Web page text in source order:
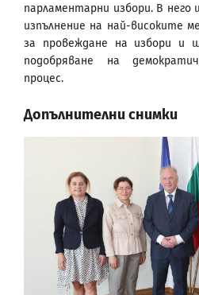
парламентарни избори. В
изпълнение на най-високите
за провеждане на избори и
подобряване на
процес.
Допълнителни снимки